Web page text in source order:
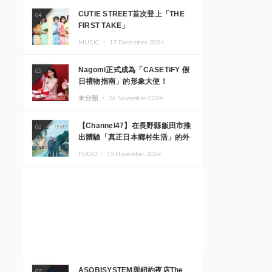
04
CUTIE STREET首次登上「THE
FIRST TAKE」
MUSIC ・ 17.December.2024
05
Nagomi正式成為「CASETiFY 假
日禮物指南」的形象大使！
未分類 ・ 26.November.2024
06
【Channel47】在長野縣飯田市推
出體驗「真正日本鄉村生活」的外
FOOD ・ 19.November.2024
ASOBISYSTEM與紐約夜店The